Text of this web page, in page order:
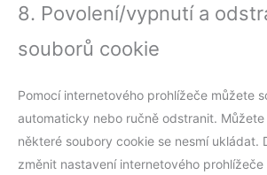
8. Povolení/vypnutí a
souborů cookie
Pomocí internetového prohlížeče můžete
automaticky nebo ručně odstranit.
některé soubory cookie se nesmí ukládat.
změnit nastavení internetového